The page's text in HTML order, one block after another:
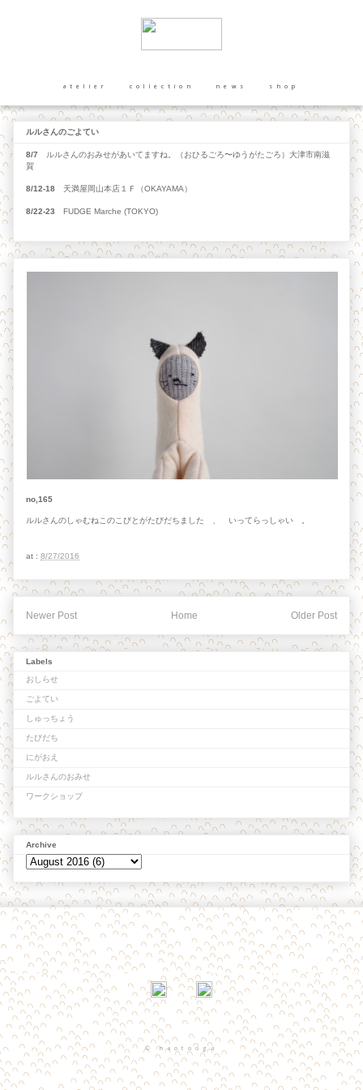
atelier collection news shop
ルルさんのごよてい
8/7 ルルさんのおみせがあいてますね。（おひるごろ〜ゆうがたごろ）大津市南滋
賀
8/12-18 天満屋岡山本店１Ｆ（OKAYAMA）
8/22-23 FUDGE Marche (TOKYO)
no,165
ルルさんのしゃむねこのこびとがたびだちました 、 いってらっしゃい 。
at : 8/27/2016
Newer Post Older Post
Home
Labels
おしらせ
ごよてい
しゅっちょう
たびだち
にがおえ
ルルさんのおみせ
ワークショップ
Archive
© naotooga